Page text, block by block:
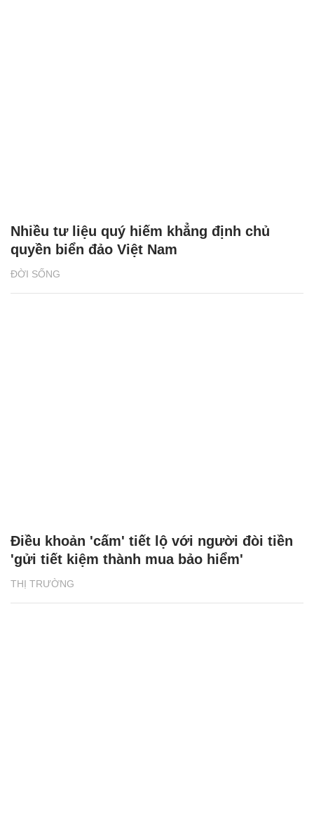
ĐỜI SỐNG
Nhiều tư liệu quý hiếm khẳng định chủ
quyền biển đảo Việt Nam
THỊ TRƯỜNG
Điều khoản 'cấm' tiết lộ với người đòi tiền
'gửi tiết kiệm thành mua bảo hiểm'